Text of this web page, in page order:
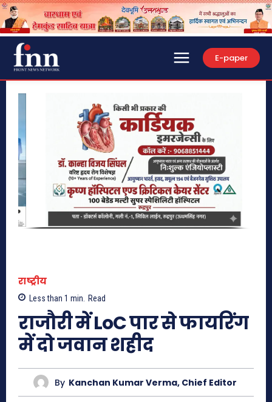
E-paper
राष्ट्रीय
Less than 1 min. Read
राजौरी में LoC पार से फायरिंग
में दो जवान शहीद
By Kanchan Kumar Verma, Chief Editor